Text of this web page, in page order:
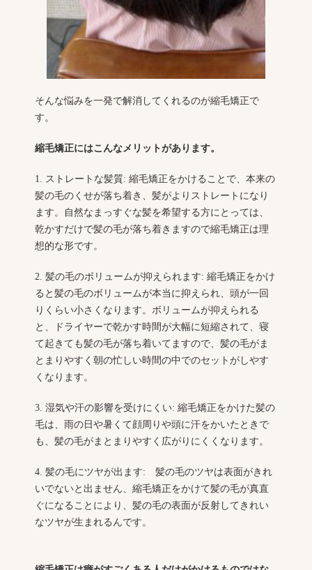
そんな悩みを一発で解消してくれるのが縮毛矯正で
す。
縮毛矯正にはこんなメリットがあります。
1. ストレートな髪質: 縮毛矯正をかけることで、本来の
髪の毛のくせが落ち着き、髪がよりストレートになり
ます。自然なまっすぐな髪を希望する方にとっては、
乾かすだけで髪の毛が落ち着きますので縮毛矯正は理
想的な形です。
2. 髪の毛のボリュームが抑えられます: 縮毛矯正をかけ
ると髪の毛のボリュームが本当に抑えられ、頭が一回
りくらい小さくなります。ボリュームが抑えられる
と、ドライヤーで乾かす時間が大幅に短縮されて、寝
て起きても髪の毛が落ち着いてますので、髪の毛がま
とまりやすく朝の忙しい時間の中でのセットがしやす
くなります。
3. 湿気や汗の影響を受けにくい: 縮毛矯正をかけた髪の
毛は、雨の日や暑くて顔周りや頭に汗をかいたときで
も、髪の毛がまとまりやすく広がりにくくなります。
4. 髪の毛にツヤが出ます: 髪の毛のツヤは表面がきれ
いでないと出ません、縮毛矯正をかけて髪の毛が真直
ぐになることにより、髪の毛の表面が反射してきれい
なツヤが生まれるんです。